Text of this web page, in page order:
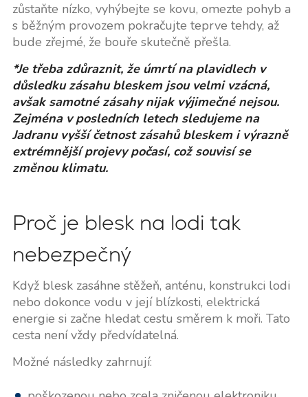
zůstaňte nízko, vyhýbejte se kovu, omezte pohyb a
s běžným provozem pokračujte teprve tehdy, až
bude zřejmé, že bouře skutečně přešla.
*Je třeba zdůraznit, že úmrtí na plavidlech v
důsledku zásahu bleskem jsou velmi vzácná,
avšak samotné zásahy nijak výjimečné nejsou.
Zejména v posledních letech sledujeme na
Jadranu vyšší četnost zásahů bleskem i výrazně
extrémnější projevy počasí, což souvisí se
změnou klimatu.
Proč je blesk na lodi tak
nebezpečný
Když blesk zasáhne stěžeň, anténu, konstrukci lodi
nebo dokonce vodu v její blízkosti, elektrická
energie si začne hledat cestu směrem k moři. Tato
cesta není vždy předvídatelná.
Možné následky zahrnují: